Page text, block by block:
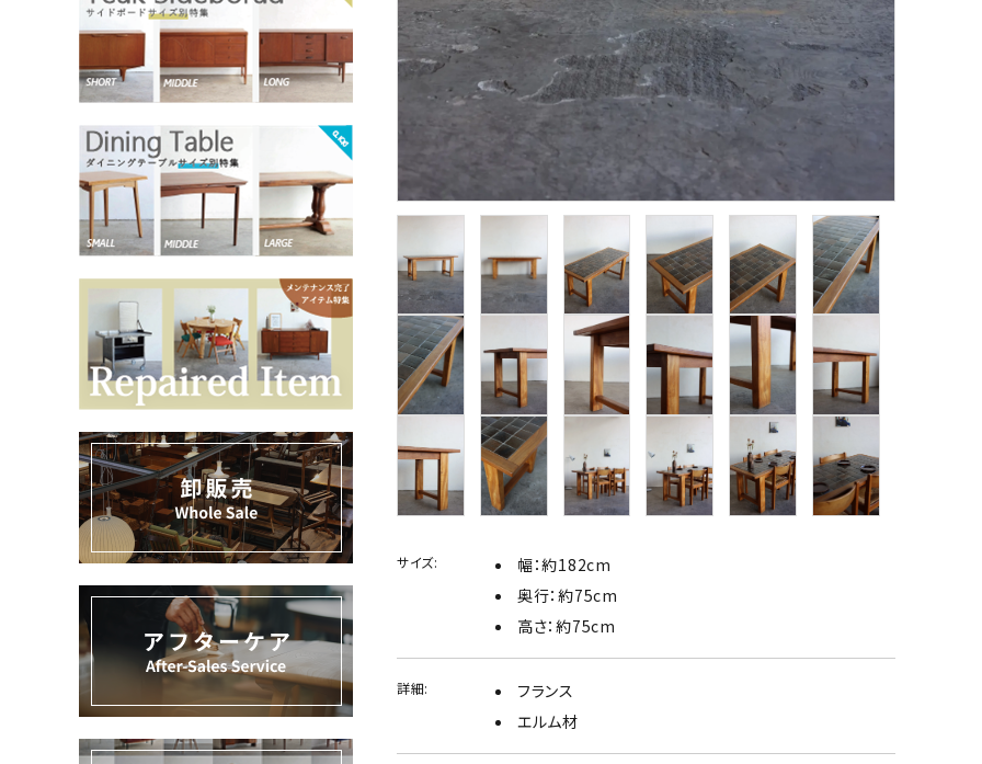
お気に入りリスト
デザイナーまとめ
メンテナンスについて
ギャラリー・シーン
納品事例
エキシビジョン・展示会
ACCOUNT MENU
ようこそ ゲスト 様
ログイン person 新規会員登録
サイズ:
幅：約182cm
奥行：約75cm
高さ：約75cm
詳細:
フランス
エルム材